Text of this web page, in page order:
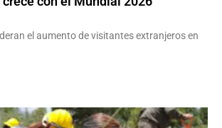
el aumento de visitantes extranjeros en